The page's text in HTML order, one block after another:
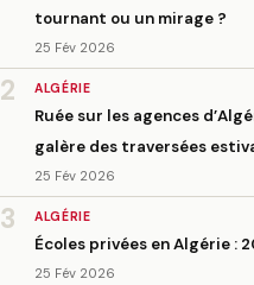
tournant ou un mirage ?
25 Fév 2026
2 ALGÉRIE
Ruée sur les agences
galère des traversées
25 Fév 2026
3 ALGÉRIE
Écoles privées en Algérie :
25 Fév 2026